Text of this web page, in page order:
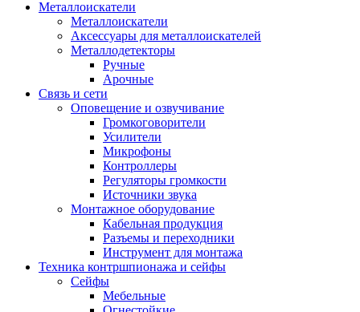
Металлоискатели
Металлоискатели
Аксессуары для металлоискателей
Металлодетекторы
Ручные
Арочные
Связь и сети
Оповещение и озвучивание
Громкоговорители
Усилители
Микрофоны
Контроллеры
Регуляторы громкости
Источники звука
Монтажное оборудование
Кабельная продукция
Разъемы и переходники
Инструмент для монтажа
Техника контршпионажа и сейфы
Сейфы
Мебельные